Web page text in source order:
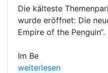
Die kälteste
wurde eröffnet: Die
Empire of the Penguin“.
Im Be
weiterlesen